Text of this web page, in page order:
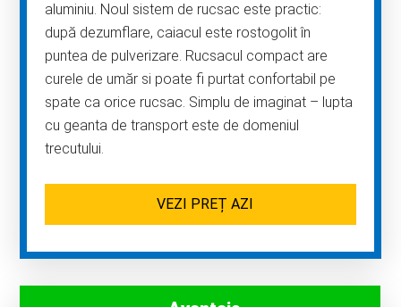
aluminiu. Noul sistem de rucsac este practic:
după dezumflare, caiacul este rostogolit în
puntea de pulverizare. Rucsacul compact are
curele de umăr si poate fi purtat confortabil pe
spate ca orice rucsac. Simplu de imaginat – lupta
cu geanta de transport este de domeniul
trecutului.
VEZI PREȚ AZI